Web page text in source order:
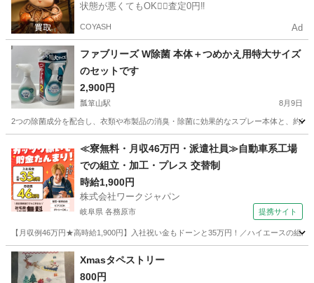
状態が悪くてもOK🙆‍♀️査定0円‼️
COYASH Ad
ファブリーズ W除菌 本体＋つめかえ用特大サイズ
のセットです
2,900円
瓢箪山駅 8月9日
2つの除菌成分を配合し、衣類や布製品の消臭・除菌に効果的なスプレー本体と、
瓢箪山駅 芳香剤、消臭剤 除菌
≪寮無料・月収46万円・派遣社員≫自動車系工場
での組立・加工・プレス 交替制
時給1,900円
株式会社ワークジャパン
岐阜県 各務原市 提携サイト
【月収例46万円★高時給1,900円】入社祝い金もドーンと35万円！／ハイエースの組
岐阜 各務原市 その他
Xmasタペストリー
800円